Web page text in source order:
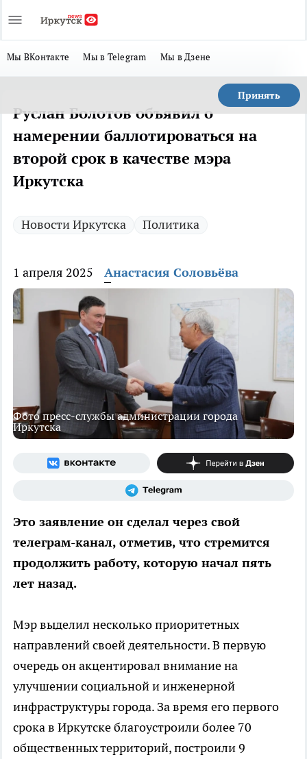
Мы ВКонтакте Мы в Telegram Мы в Дзене
Принять
Руслан Болотов объявил о
намерении баллотироваться на
второй срок в качестве мэра
Иркутска
Новости Иркутска Политика
1 апреля 2025 Анастасия Соловьёва
Фото пресс-службы администрации города
Иркутска
Это заявление он сделал через свой
телеграм-канал, отметив, что стремится
продолжить работу, которую начал пять
лет назад.
Мэр выделил несколько приоритетных
направлений своей деятельности. В первую
очередь он акцентировал внимание на
улучшении социальной и инженерной
инфраструктуры города. За время его первого
срока в Иркутске благоустроили более 70
общественных территорий, построили 9